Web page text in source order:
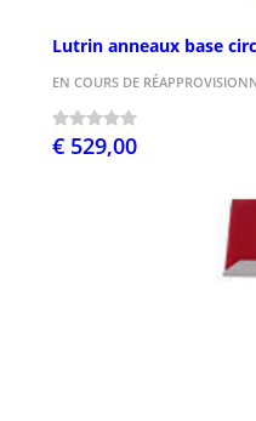
Lutrin anneaux base
EN COURS DE
€ 529,00